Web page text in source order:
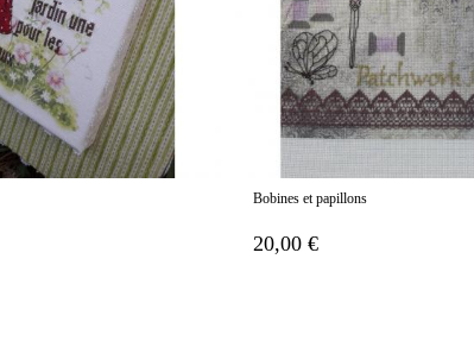
Bobines et papillons
20,00 €